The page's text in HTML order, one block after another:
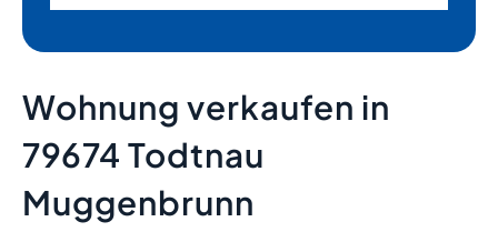
Wohnung verkaufen in
79674 Todtnau
Muggenbrunn